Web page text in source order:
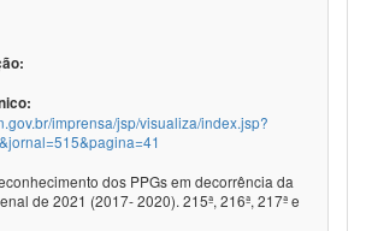
imprensa/jsp/visualiza/index.jsp?
dos PPGs em decorrência da
de 2021 (2017- 2020). 215ª, 216ª, 217ª e